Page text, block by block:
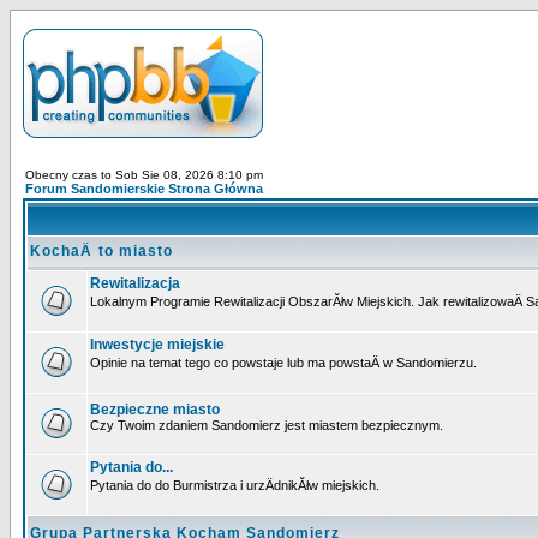
Obecny czas to Sob Sie 08, 2026 8:10 pm
Forum Sandomierskie Strona Główna
KochaÄ to miasto
Rewitalizacja
Lokalnym Programie Rewitalizacji ObszarĂłw Miejskich. Jak rewitalizowaÄ
Inwestycje miejskie
Opinie na temat tego co powstaje lub ma powstaÄ w Sandomierzu.
Bezpieczne miasto
Czy Twoim zdaniem Sandomierz jest miastem bezpiecznym.
Pytania do...
Pytania do do Burmistrza i urzÄdnikĂłw miejskich.
Grupa Partnerska Kocham Sandomierz